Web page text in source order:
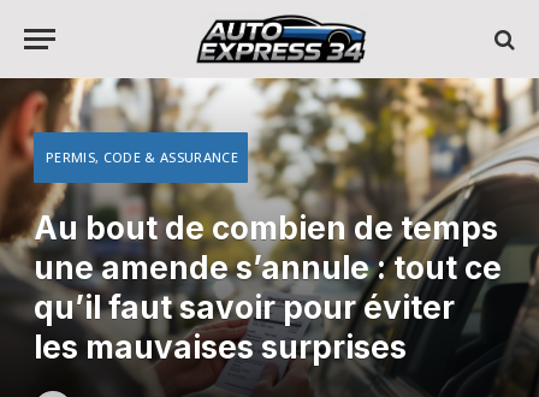
PERMIS, CODE & ASSURANCE
Au bout de combien de temps
une amende s’annule : tout ce
qu’il faut savoir pour éviter
les mauvaises surprises